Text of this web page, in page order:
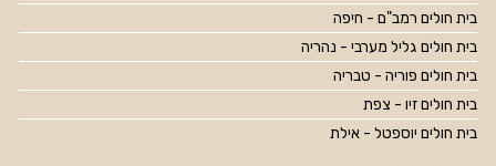
בית חולים רמב"ם - חיפה
בית חולים גליל מערבי - נהריה
בית חולים פוריה - טבריה
בית חולים זיו - צפת
בית חולים יוספטל - אילת